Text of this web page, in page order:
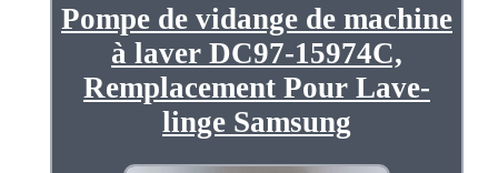
Pompe de vidange de machine
à laver DC97-15974C,
Remplacement Pour Lave-
linge Samsung